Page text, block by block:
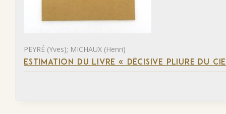
PEYRÉ (Yves); MICHAUX (Henri)
ESTIMATION DU LIVRE « DÉCISIVE PLIURE DU